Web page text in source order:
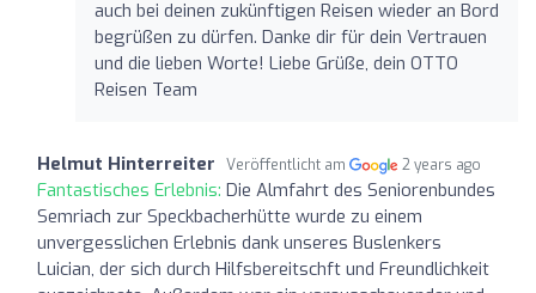
auch bei deinen zukünftigen Reisen wieder an Bord
begrüßen zu dürfen. Danke dir für dein Vertrauen
und die lieben Worte! Liebe Grüße, dein OTTO
Reisen Team
Helmut Hinterreiter Veröffentlicht am 2 years ago
Fantastisches Erlebnis: Die Almfahrt des Seniorenbundes
Semriach zur Speckbacherhütte wurde zu einem
unvergesslichen Erlebnis dank unseres Buslenkers
Luician, der sich durch Hilfsbereitschft und Freundlichkeit